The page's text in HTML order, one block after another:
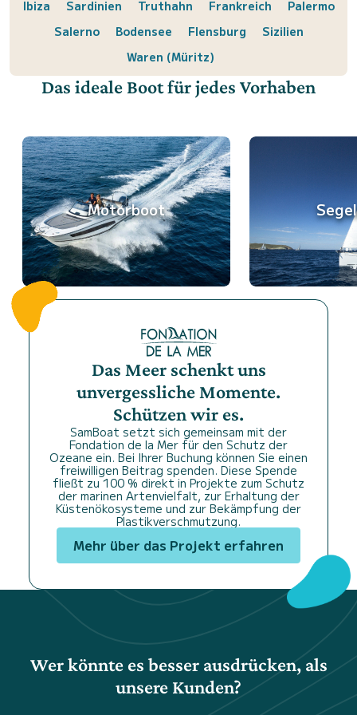
Ibiza Sardinien Truthahn Frankreich
Palermo
Salerno
Bodensee Flensburg
Sizilien
Waren (Müritz)
Das ideale Boot für jedes Vorhaben
Motorboot
Das Meer schenkt uns
unvergessliche Momente.
Schützen wir es.
SamBoat setzt sich gemeinsam mit der
Fondation de la Mer für den Schutz der
Ozeane ein. Bei Ihrer Buchung können Sie einen
freiwilligen Beitrag spenden. Diese Spende
fließt zu 100 % direkt in Projekte zum Schutz
der marinen Artenvielfalt, zur Erhaltung der
Küstenökosysteme und zur Bekämpfung der
Plastikverschmutzung.
Mehr über das Projekt erfahren
Wer könnte es besser ausdrücken, als
unsere Kunden?